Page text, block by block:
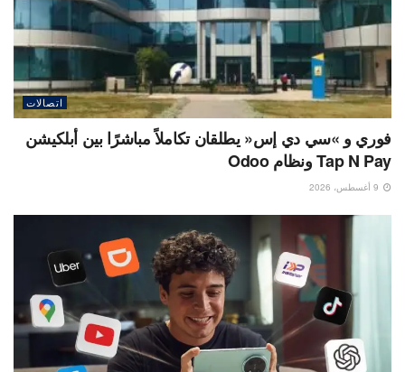
اتصالات
فوري و »سي دي إس« يطلقان تكاملاً مباشرًا بين أبلكيشن
Tap N Pay ونظام Odoo